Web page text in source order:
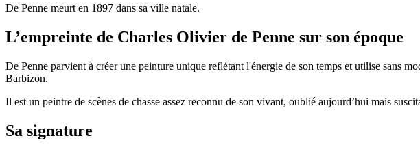
De Penne meurt en 1897 dans sa ville natale.
L’empreinte de Charles Olivier de Penne sur son époque
De Penne parvient à créer une peinture unique reflétant l'énergie de son temps et utilise sans
Barbizon.
Il est un peintre de scènes de chasse assez reconnu de son vivant, oublié aujourd’hui mais
Sa signature